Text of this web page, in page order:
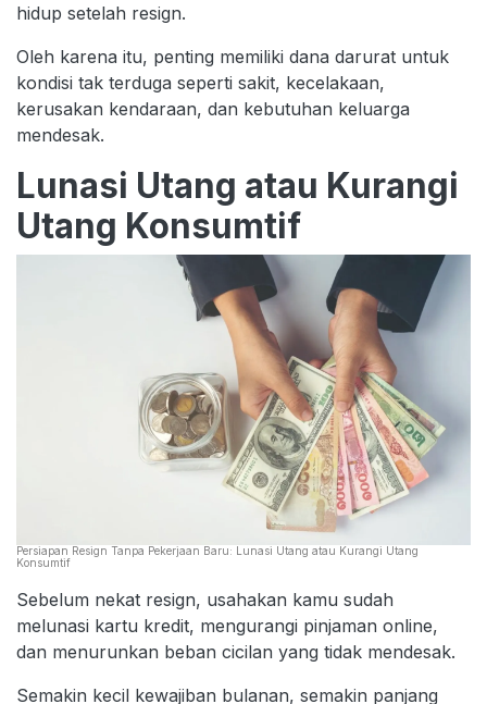
hidup setelah resign.
Oleh karena itu, penting memiliki dana darurat untuk
kondisi tak terduga seperti sakit, kecelakaan,
kerusakan kendaraan, dan kebutuhan keluarga
mendesak.
Lunasi Utang atau Kurangi
Utang Konsumtif
Persiapan Resign Tanpa Pekerjaan Baru: Lunasi Utang atau Kurangi Utang
Konsumtif
Sebelum nekat resign, usahakan kamu sudah
melunasi kartu kredit, mengurangi pinjaman online,
dan menurunkan beban cicilan yang tidak mendesak.
Semakin kecil kewajiban bulanan, semakin panjang